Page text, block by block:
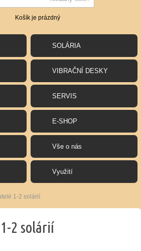
Košík je prázdný
SOLÁRIA
VIBRAČNÍ DESKY
SERVIS
E-SHOP
Vše o nás
Využití
1-2 solárií
2 solárií